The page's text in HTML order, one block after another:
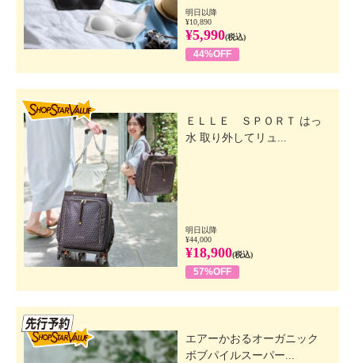
明日以降
¥10,890
¥5,990(税込)
44%OFF
ＥＬＬＥ ＳＰＯＲＴ はっ
水 取り外してリュ...
明日以降
¥44,000
¥18,900(税込)
57%OFF
エアーかおるオーガニック
ボブパイルスーパー...